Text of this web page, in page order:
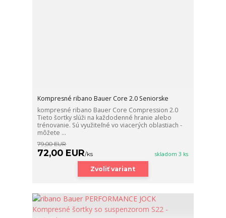
Kompresné ribano Bauer Core 2.0 Seniorske
kompresné ribano Bauer Core Compression 2.0
Tieto šortky slúži na každodenné hranie alebo
trénovanie. Sú využiteľné vo viacerých oblastiach -
môžete ...
79,00 EUR
72,00 EUR/ks skladom 3 ks
Zvoliť variant